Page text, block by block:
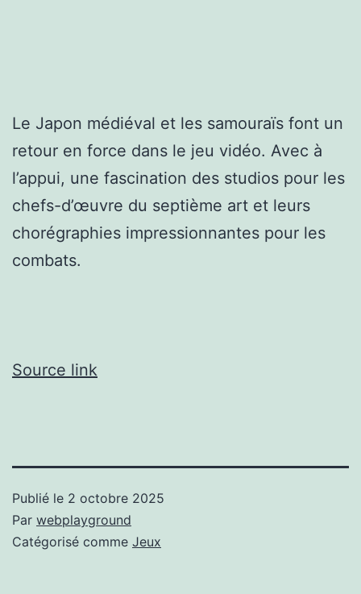
Le Japon médiéval et les samouraïs font un
retour en force dans le jeu vidéo. Avec à
l’appui, une fascination des studios pour les
chefs-d’œuvre du septième art et leurs
chorégraphies impressionnantes pour les
combats.
Source link
Publié le 2 octobre 2025
Par webplayground
Catégorisé comme Jeux